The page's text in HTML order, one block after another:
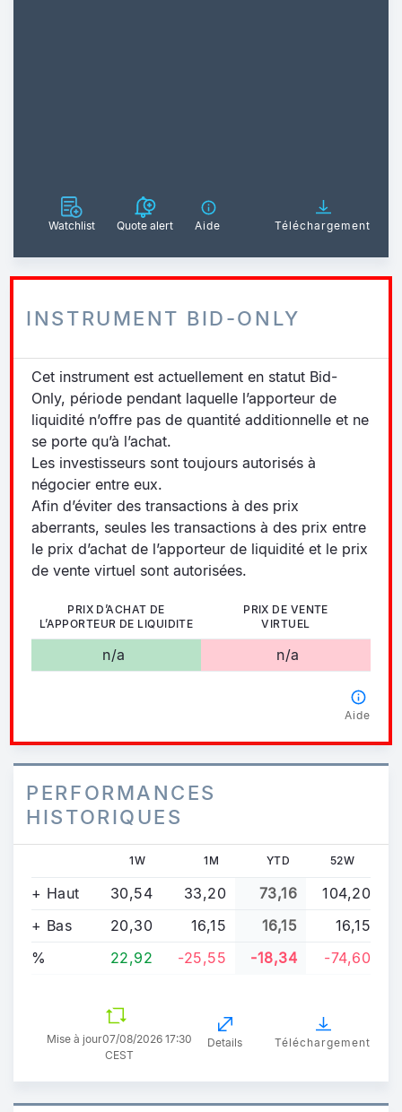
Watchlist Quote alert Aide Téléchargement
INSTRUMENT BID-ONLY
Cet instrument est actuellement en statut Bid-
Only, période pendant laquelle l’apporteur de
liquidité n’offre pas de quantité additionnelle et ne
se porte qu’à l’achat.
Les investisseurs sont toujours autorisés à
négocier entre eux.
Afin d’éviter des transactions à des prix
aberrants, seules les transactions à des prix entre
le prix d’achat de l’apporteur de liquidité et le prix
de vente virtuel sont autorisées.
PRIX D’ACHAT DE
L’APPORTEUR DE LIQUIDITE
PRIX DE VENTE
VIRTUEL
n/a n/a
Aide
PERFORMANCES
HISTORIQUES
1W 1M YTD 52W
+ Haut 30,54 33,20 73,16
104,20
+ Bas
20,30 16,15 16,15
16,15
%
22,92 -25,55 -18,34 -74,60
Mise à jour07/08/2026 17:30
CEST
Details Téléchargement